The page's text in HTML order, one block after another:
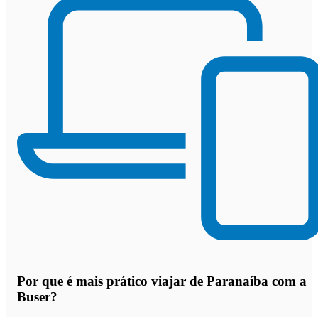
Por que é mais prático viajar de Paranaíba com a
Buser?